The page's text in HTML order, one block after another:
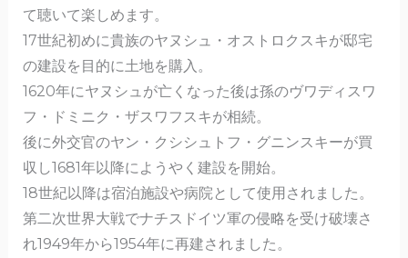
て聴いて楽しめます。
17世紀初めに貴族のヤヌシュ・オストロクスキが邸宅
の建設を目的に土地を購入。
1620年にヤヌシュが亡くなった後は孫のヴワディスワ
フ・ドミニク・ザスワフスキが相続。
後に外交官のヤン・クシシュトフ・グニンスキーが買
収し1681年以降にようやく建設を開始。
18世紀以降は宿泊施設や病院として使用されました。
第二次世界大戦でナチスドイツ軍の侵略を受け破壊さ
れ1949年から1954年に再建されました。